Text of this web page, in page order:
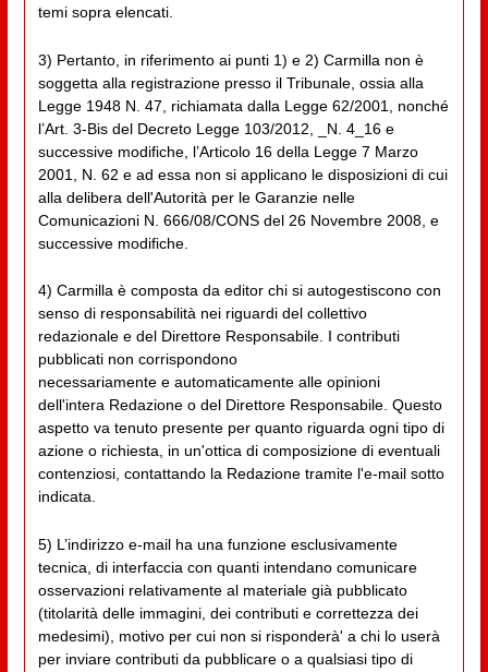
temi sopra elencati.
3) Pertanto, in riferimento ai punti 1) e 2) Carmilla non è
soggetta alla registrazione presso il Tribunale, ossia alla
Legge 1948 N. 47, richiamata dalla Legge 62/2001, nonché
l’Art. 3-Bis del Decreto Legge 103/2012, _N. 4_16 e
successive modifiche, l’Articolo 16 della Legge 7 Marzo
2001, N. 62 e ad essa non si applicano le disposizioni di cui
alla delibera dell'Autorità per le Garanzie nelle
Comunicazioni N. 666/08/CONS del 26 Novembre 2008, e
successive modifiche.
4) Carmilla è composta da editor chi si autogestiscono con
senso di responsabilità nei riguardi del collettivo
redazionale e del Direttore Responsabile. I contributi
pubblicati non corrispondono
necessariamente e automaticamente alle opinioni
dell'intera Redazione o del Direttore Responsabile. Questo
aspetto va tenuto presente per quanto riguarda ogni tipo di
azione o richiesta, in un'ottica di composizione di eventuali
contenziosi, contattando la Redazione tramite l'e-mail sotto
indicata.
5) L’indirizzo e-mail ha una funzione esclusivamente
tecnica, di interfaccia con quanti intendano comunicare
osservazioni relativamente al materiale già pubblicato
(titolarità delle immagini, dei contributi e correttezza dei
medesimi), motivo per cui non si risponderà' a chi lo userà
per inviare contributi da pubblicare o a qualsiasi tipo di